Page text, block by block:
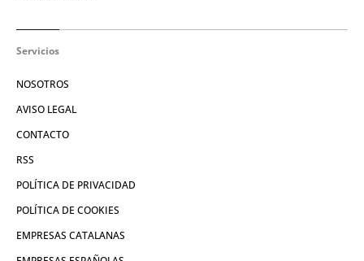
Servicios
NOSOTROS
AVISO LEGAL
CONTACTO
RSS
POLÍTICA DE PRIVACIDAD
POLÍTICA DE COOKIES
EMPRESAS CATALANAS